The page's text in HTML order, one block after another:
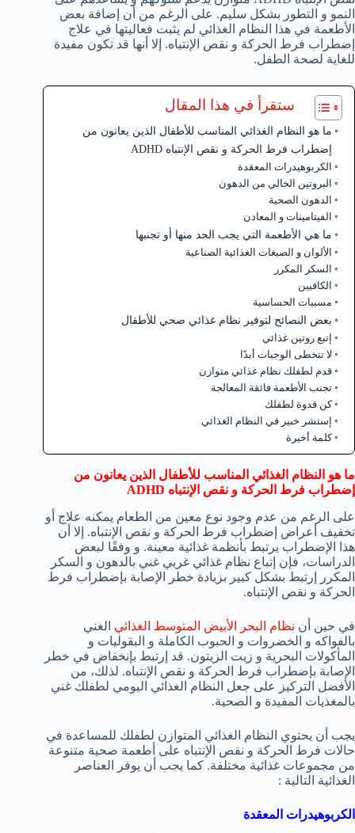
النمو و التطور بشكل سليم. على الرغم من أن إضافة بعض
الأطعمة في هذا النظام الغذائي لم يثبت فعاليتها في علاج
إضطراب فرط الحركة و نقص الإنتباه. إلا أنها قد تكون مفيدة
للغاية لصحة الطفل.
ستقرأ في هذا المقال
ما هو النظام الغذائي المناسب للأطفال الذين يعانون من
إضطراب فرط الحركة و نقص الإنتباه ADHD
الكربوهيدرات المعقدة
البروتين الخالي من الدهون
الدهون الصحية
الفيتامينات و المعادن
ما هي الأطعمة التي يجب الحد منها أو تجنبها
الألوان و الصبغات الغذائية الصناعية
السكر المكرر
الكافيين
مسببات الحساسية
بعض النصائح لتوفير نظام غذائي صحي للأطفال
إتبع روتين غذائي
لا تتخطى الوجبات أبدًا
قدم لطفلك نظام غذائي متوازن
تجنب الأطعمة فائقة المعالجة
كن قدوة لطفلك
إستشر خبير في النظام الغذائي
كلمة أخيرة
ما هو النظام الغذائي المناسب للأطفال الذين يعانون من
إضطراب فرط الحركة و نقص الإنتباه ADHD
على الرغم من عدم وجود نوع معين من الطعام يمكنه علاج أو
تخفيف أعراض إضطراب فرط الحركة و نقص الإنتباه. إلا أن
هذا الإضطراب يرتبط بأنظمة غذائية معينة. و وفقًا لبعض
الدراسات، فإن إتباع نظام غذائي غربي غني بالدهون و السكر
المكرر إرتبط بشكل كبير بزيادة خطر الإصابة بإضطراب فرط
الحركة و نقص الإنتباه.
في حين أن نظام البحر الأبيض المتوسط الغذائي الغني
بالفواكه و الخضروات و الحبوب الكاملة و البقوليات و
المأكولات البحرية و زيت الزيتون. قد إرتبط بإنخفاض في خطر
الإصابة بإضطراب فرط الحركة و نقص الإنتباه. لذلك، من
الأفضل التركيز على جعل النظام الغذائي اليومي لطفلك غني
بالمغذيات المفيدة و الصحية.
يجب أن يحتوي النظام الغذائي المتوازن لطفلك للمساعدة في
حالات فرط الحركة و نقص الإنتباه على أطعمة صحية متنوعة
من مجموعات غذائية مختلفة. كما يجب أن يوفر العناصر
الغذائية التالية :
الكربوهيدرات المعقدة